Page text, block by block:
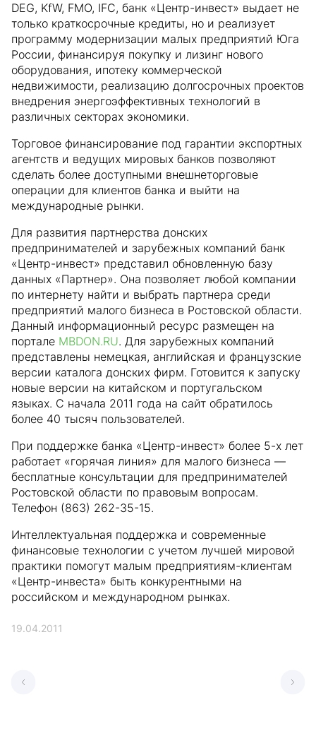
DEG, KfW, FMO, IFC, банк «Центр-инвест» выдает не
только краткосрочные кредиты, но и реализует
программу модернизации малых предприятий Юга
России, финансируя покупку и лизинг нового
оборудования, ипотеку коммерческой
недвижимости, реализацию долгосрочных проектов
внедрения энергоэффективных технологий в
различных секторах экономики.
Торговое финансирование под гарантии экспортных
агентств и ведущих мировых банков позволяют
сделать более доступными внешнеторговые
операции для клиентов банка и выйти на
международные рынки.
Для развития партнерства донских
предпринимателей и зарубежных компаний банк
«Центр-инвест» представил обновленную базу
данных «Партнер». Она позволяет любой компании
по интернету найти и выбрать партнера среди
предприятий малого бизнеса в Ростовской области.
Данный информационный ресурс размещен на
портале MBDON.RU. Для зарубежных компаний
представлены немецкая, английская и французские
версии каталога донских фирм. Готовится к запуску
новые версии на китайском и португальском
языках. С начала 2011 года на сайт обратилось
более 40 тысяч пользователей.
При поддержке банка «Центр-инвест» более 5-х лет
работает «горячая линия» для малого бизнеса —
бесплатные консультации для предпринимателей
Ростовской области по правовым вопросам.
Телефон (863) 262-35-15.
Интеллектуальная поддержка и современные
финансовые технологии с учетом лучшей мировой
практики помогут малым предприятиям-клиентам
«Центр-инвеста» быть конкурентными на
российском и международном рынках.
19.04.2011